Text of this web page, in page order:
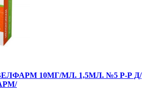
10МГ/МЛ. 1,5МЛ. №5 Р-Р Д/